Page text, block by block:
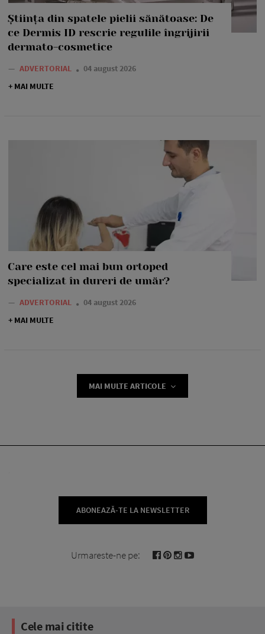
Știința din spatele pielii sănătoase: De
ce Dermis ID rescrie regulile îngrijirii
dermato-cosmetice
— ADVERTORIAL
04 august 2026
+ MAI MULTE
Care este cel mai bun ortoped
specializat în dureri de umăr?
— ADVERTORIAL
04 august 2026
+ MAI MULTE
MAI MULTE ARTICOLE
ABONEAZĂ-TE LA NEWSLETTER
Urmareste-ne pe:
Cele mai citite